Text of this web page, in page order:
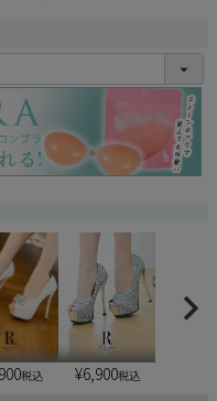
税込 ¥6,900税込